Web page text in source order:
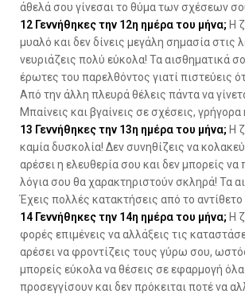
άθελά σου γίνεσαι το θύμα των σχέσεων
12 Γεννήθηκες την 12η ημέρα του μήνα; Η
μυαλό και δεν δίνεις μεγάλη σημασία στις
νευριάζεις πολύ εύκολα! Τα αισθηματικά
έρωτες του παρελθόντος γιατί πιστεύεις
Από την άλλη πλευρά θέλεις πάντα να
Μπαίνεις και βγαίνεις σε σχέσεις,
13 Γεννήθηκες την 13η ημέρα του μήνα; Η
καμία δυσκολία! Δεν συνηθίζεις να
αρέσει η ελευθερία σου και δεν μπορείς
λόγια σου θα χαρακτηριστούν σκληρά! Τα
Έχεις πολλές κατακτήσεις από το
14 Γεννήθηκες την 14η ημέρα του μήνα; Η
φορές επιμένεις να αλλάξεις τις
αρέσει να φροντίζεις τους γύρω σου,
μπορείς εύκολα να θέσεις σε εφαρμογή
προσεγγίσουν και δεν πρόκειται ποτέ να